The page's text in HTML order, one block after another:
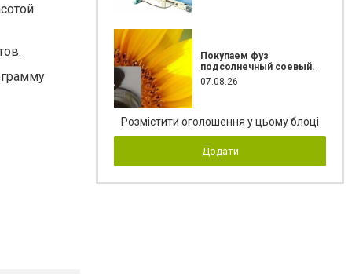
Покупаем фуз
подсолнечный соевый.
07.08.26
Розмістити оголошення у цьому блоці
Додати